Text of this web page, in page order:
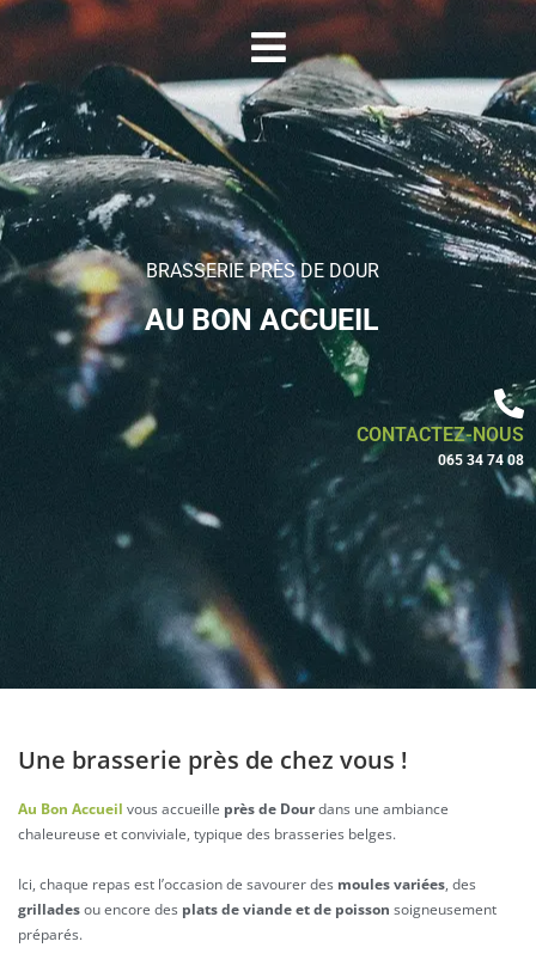
BRASSERIE PRÈS DE DOUR
AU BON ACCUEIL
CONTACTEZ-NOUS
065 34 74 08
Une brasserie près de chez vous !
Au Bon Accueil vous accueille près de Dourdans une ambiance
chaleureuse et conviviale, typique des brasseries belges.
Ici, chaque repas est l’occasion de savourer des moules variées, des
grilladesou encore des plats de viande et de poisson soigneusement
préparés.